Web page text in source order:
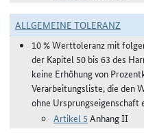
ALLGEMEINE TOLERANZ
10 % Werttoleranz mit
der Kapitel 50 bis 63 des
keine Erhöhung von
Verarbeitungsliste, die den
ohne Ursprungseigenschaft
Artikel 5 Anhang II